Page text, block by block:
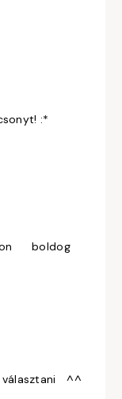
:*
boldog
^^